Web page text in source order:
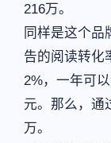
216万。
同样是这个品
告的阅读转化
2%，一年可
元。那么，通
万。